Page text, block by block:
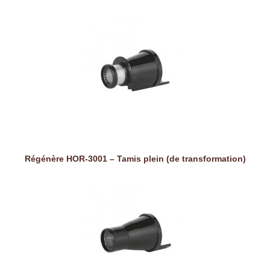
Régénère HOR-3001 – Tamis plein (de transformation)